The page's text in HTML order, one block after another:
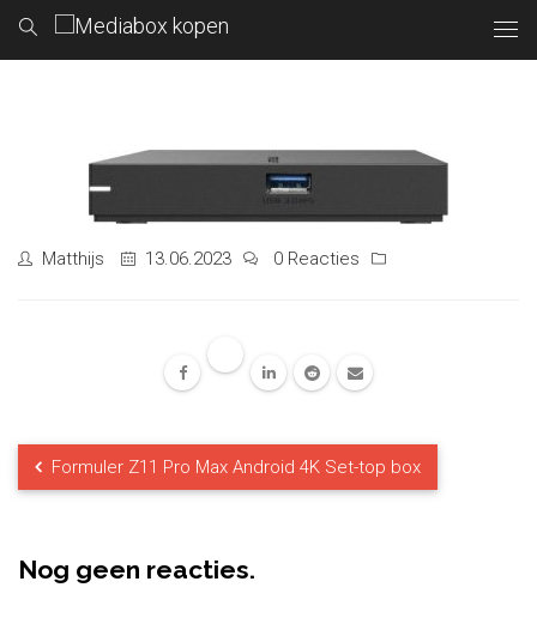
Matthijs 13.06.2023 0 Reacties
Formuler Z11 Pro Max Android 4K Set-top box
Nog geen reacties.